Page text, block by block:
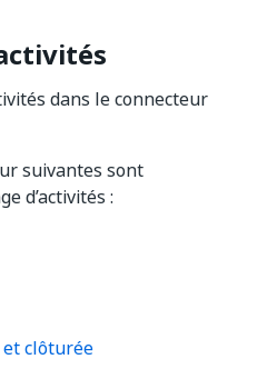
dans le connecteur
suivantes sont
d’activités :
clôturée